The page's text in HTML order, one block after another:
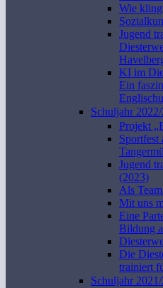
Wie
Jugend
KI im
Ein
Schuljahr
Projekt
Sportfest
Jugend
(2023)
Als
Mit uns
Eine
Bildung
Die
trainiert
Schuljahr